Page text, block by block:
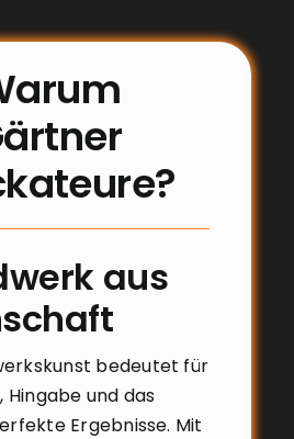
aus
bedeutet für
Hingabe und das
Ergebnisse. Mit